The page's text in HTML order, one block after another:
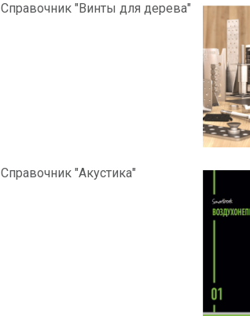
Справочник "Винты для дерева"
Справочник "Акустика"